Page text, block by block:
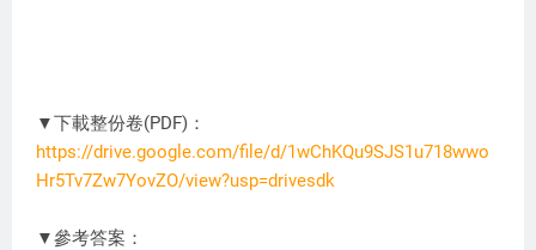
▼下載整份卷(PDF)：
https://drive.google.com/file/d/1wChKQu9SJS1u718wwo
Hr5Tv7Zw7YovZO/view?usp=drivesdk
▼參考答案：